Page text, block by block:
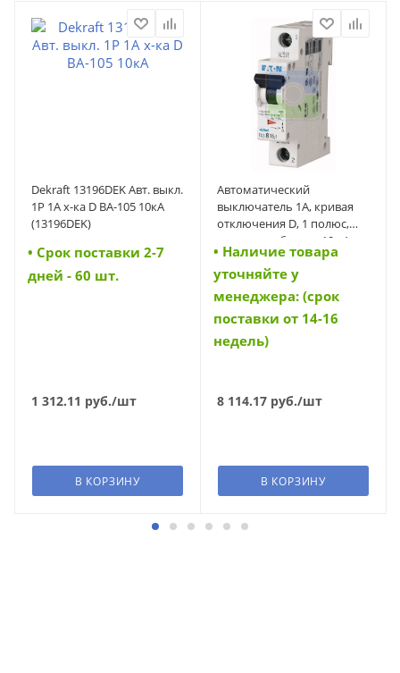
Dekraft 13196DEK Авт. выкл.
1P 1A х-ка D ВА-105 10кА
(13196DEK)
• Cрок поставки 2-7
дней - 60 шт.
1 312.11 руб./шт
В КОРЗИНУ
Автоматический
выключатель 1А, кривая
отключения D, 1 полюс,
откл. способность 10 кА
(FAZ-D1/1) (278569)
• Наличие товара
уточняйте у
менеджера: (срок
поставки от 14-16
недель)
8 114.17 руб./шт
В КОРЗИНУ